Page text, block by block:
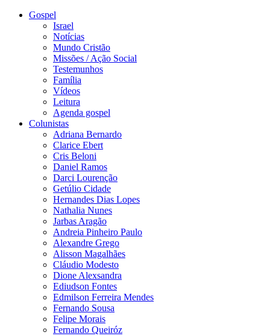
Gospel
Israel
Notícias
Mundo Cristão
Missões / Ação Social
Testemunhos
Família
Vídeos
Leitura
Agenda gospel
Colunistas
Adriana Bernardo
Clarice Ebert
Cris Beloni
Daniel Ramos
Darci Lourenção
Getúlio Cidade
Hernandes Dias Lopes
Nathalia Nunes
Jarbas Aragão
Andreia Pinheiro Paulo
Alexandre Grego
Alisson Magalhães
Cláudio Modesto
Dione Alexsandra
Ediudson Fontes
Edmilson Ferreira Mendes
Fernando Sousa
Felipe Morais
Fernando Queiróz